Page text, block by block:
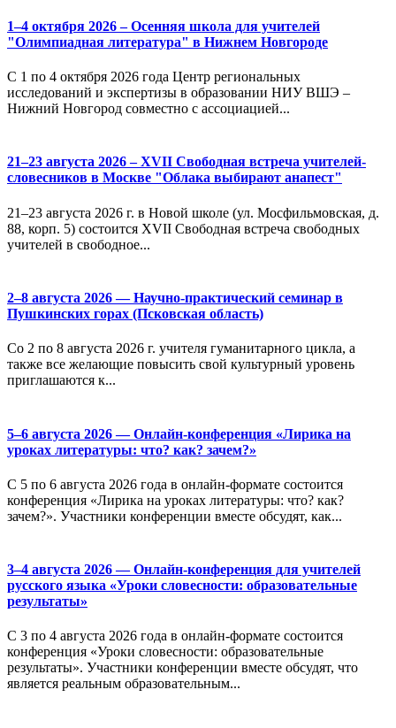
1–4 октября 2026 – Осенняя школа для учителей
"Олимпиадная литература" в Нижнем Новгороде
С 1 по 4 октября 2026 года Центр региональных
исследований и экспертизы в образовании НИУ ВШЭ –
Нижний Новгород совместно с ассоциацией...
21–23 августа 2026 – XVII Свободная встреча учителей-
словесников в Москве "Облака выбирают анапест"
21–23 августа 2026 г. в Новой школе (ул. Мосфильмовская, д.
88, корп. 5) состоится XVII Свободная встреча свободных
учителей в свободное...
2–8 августа 2026 — Научно-практический семинар в
Пушкинских горах (Псковская область)
Со 2 по 8 августа 2026 г. учителя гуманитарного цикла, а
также все желающие повысить свой культурный уровень
приглашаются к...
5–6 августа 2026 — Онлайн-конференция «Лирика на
уроках литературы: что? как? зачем?»
С 5 по 6 августа 2026 года в онлайн-формате состоится
конференция «Лирика на уроках литературы: что? как?
зачем?». Участники конференции вместе обсудят, как...
3–4 августа 2026 — Онлайн-конференция для учителей
русского языка «Уроки словесности: образовательные
результаты»
С 3 по 4 августа 2026 года в онлайн-формате состоится
конференция «Уроки словесности: образовательные
результаты». Участники конференции вместе обсудят, что
является реальным образовательным...